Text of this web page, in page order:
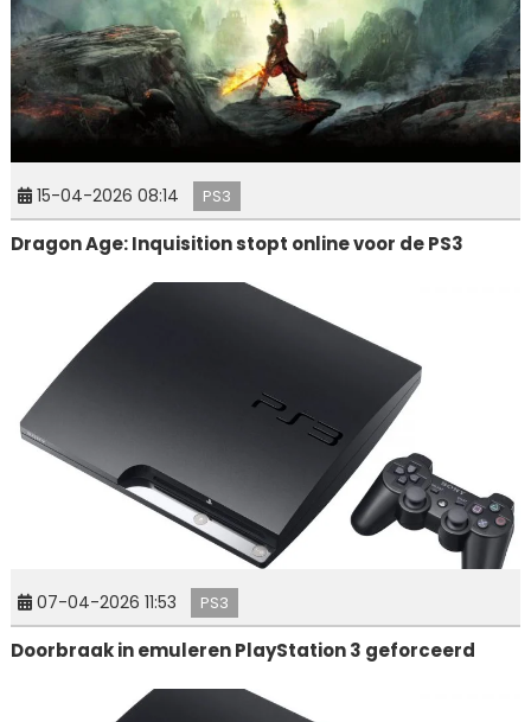
15-04-2026 08:14 PS3
Dragon Age: Inquisition stopt online voor de PS3
07-04-2026 11:53 PS3
Doorbraak in emuleren PlayStation 3 geforceerd